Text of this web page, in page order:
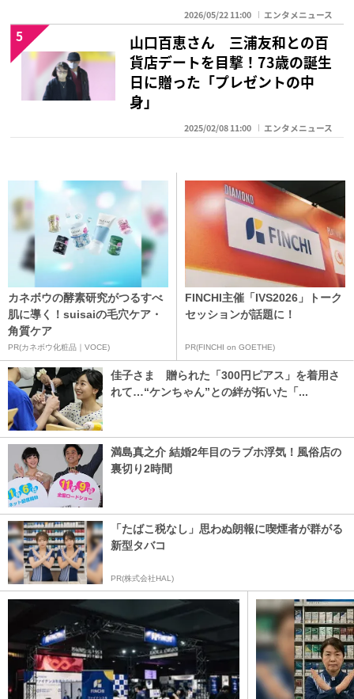
2026/05/22 11:00 エンタメニュース
山口百恵さん 三浦友和との百
貨店デートを目撃！73歳の誕生
日に贈った「プレゼントの中
身」
2025/02/08 11:00 エンタメニュース
5
カネボウの酵素研究がつるすべ
肌に導く！suisaiの毛穴ケア・
角質ケア
PR(カネボウ化粧品｜VOCE)
FINCHI主催「IVS2026」トーク
セッションが話題に！
PR(FINCHI on GOETHE)
佳子さま 贈られた「300円ピアス」を着用さ
れて…“ケンちゃん”との絆が拓いた「...
満島真之介 結婚2年目のラブホ浮気！風俗店の
裏切り2時間
「たばこ税なし」思わぬ朗報に喫煙者が群がる
新型タバコ
PR(株式会社HAL)